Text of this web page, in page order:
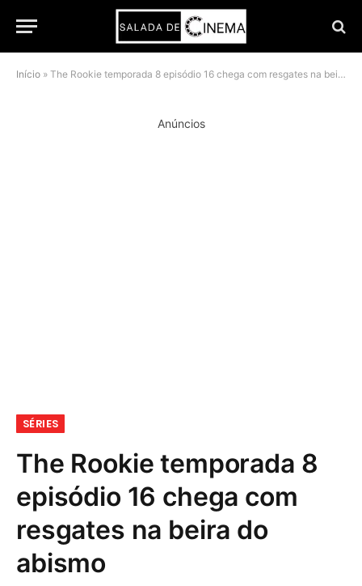
Início » The Rookie temporada 8 episódio 16 chega com resgates na beira do abismo
Anúncios
SÉRIES
The Rookie temporada 8
episódio 16 chega com
resgates na beira do
abismo